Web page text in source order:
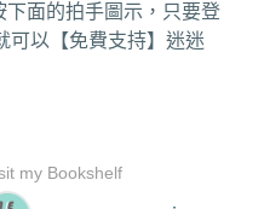
面的拍手圖示，只要登
可以【免費支持】迷迷